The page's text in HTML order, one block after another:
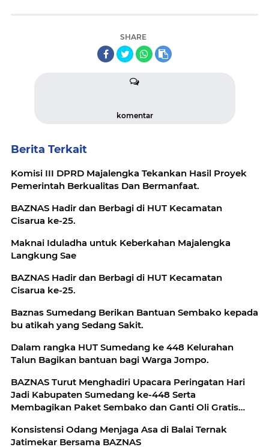
SHARE
komentar
Berita Terkait
Komisi III DPRD Majalengka Tekankan Hasil Proyek
Pemerintah Berkualitas Dan Bermanfaat.
BAZNAS Hadir dan Berbagi di HUT Kecamatan
Cisarua ke-25.
Maknai Iduladha untuk Keberkahan Majalengka
Langkung Sae
BAZNAS Hadir dan Berbagi di HUT Kecamatan
Cisarua ke-25.
Baznas Sumedang Berikan Bantuan Sembako kepada
bu atikah yang Sedang Sakit.
Dalam rangka HUT Sumedang ke 448 Kelurahan
Talun Bagikan bantuan bagi Warga Jompo.
BAZNAS Turut Menghadiri Upacara Peringatan Hari
Jadi Kabupaten Sumedang ke-448 Serta
Membagikan Paket Sembako dan Ganti Oli Gratis
Konsistensi Odang Menjaga Asa di Balai Ternak
Jatimekar Bersama BAZNAS